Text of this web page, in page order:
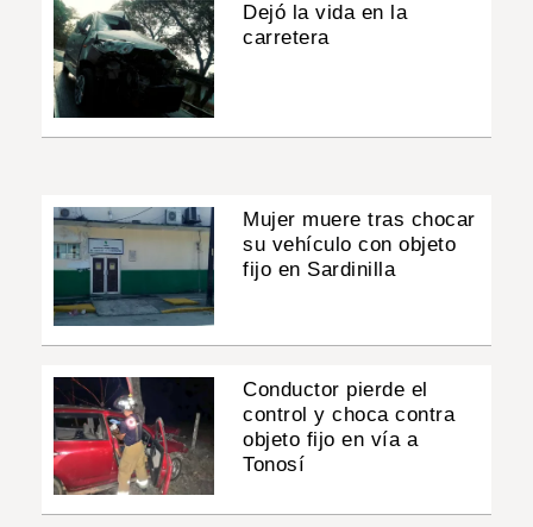
Dejó la vida en la
carretera
Mujer muere tras chocar
su vehículo con objeto
fijo en Sardinilla
Conductor pierde el
control y choca contra
objeto fijo en vía a
Tonosí